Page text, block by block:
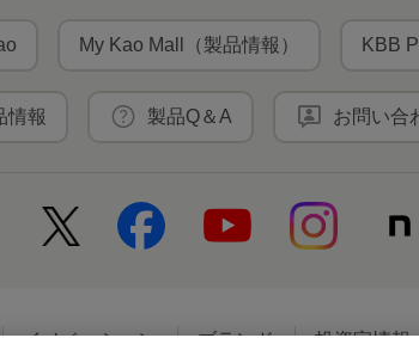
My Kao Mall（製品情報） KBB
情報 製品Q＆A お問い合